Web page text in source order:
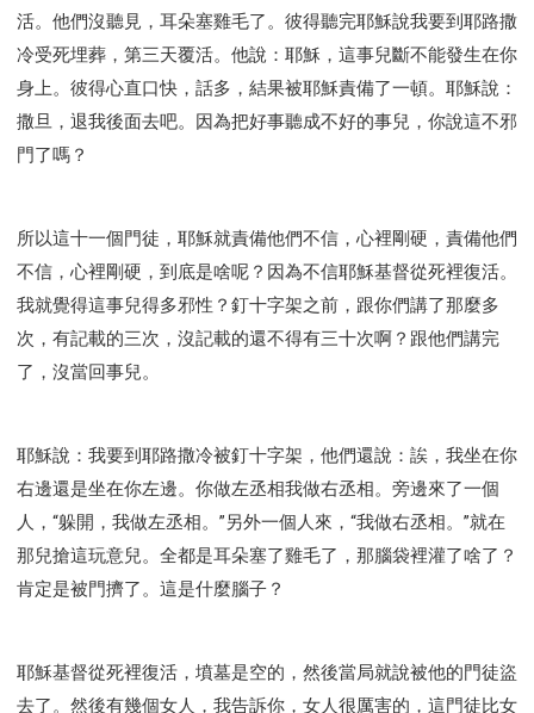
活。他們沒聽見，耳朵塞雞毛了。彼得聽完耶穌說我要到耶路撒
冷受死埋葬，第三天覆活。他說：耶穌，這事兒斷不能發生在你
身上。彼得心直口快，話多，結果被耶穌責備了一頓。耶穌說：
撒旦，退我後面去吧。因為把好事聽成不好的事兒，你說這不邪
門了嗎？
所以這十一個門徒，耶穌就責備他們不信，心裡剛硬，責備他們
不信，心裡剛硬，到底是啥呢？因為不信耶穌基督從死裡復活。
我就覺得這事兒得多邪性？釘十字架之前，跟你們講了那麼多
次，有記載的三次，沒記載的還不得有三十次啊？跟他們講完
了，沒當回事兒。
耶穌說：我要到耶路撒冷被釘十字架，他們還說：誒，我坐在你
右邊還是坐在你左邊。你做左丞相我做右丞相。旁邊來了一個
人，“躲開，我做左丞相。”另外一個人來，“我做右丞相。”就在
那兒搶這玩意兒。全都是耳朵塞了雞毛了，那腦袋裡灌了啥了？
肯定是被門擠了。這是什麼腦子？
耶穌基督從死裡復活，墳墓是空的，然後當局就說被他的門徒盜
去了。然後有幾個女人，我告訴你，女人很厲害的，這門徒比女